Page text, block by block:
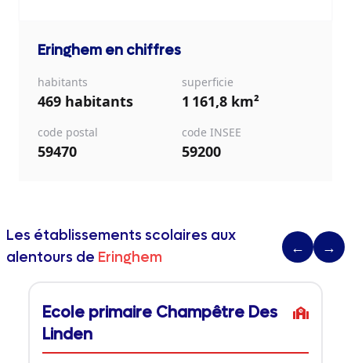
Eringhem en chiffres
habitants
469 habitants
superficie
1 161,8 km²
code postal
59470
code INSEE
59200
Les établissements scolaires aux
alentours de Eringhem
← →
Ecole primaire Champêtre Des
Linden